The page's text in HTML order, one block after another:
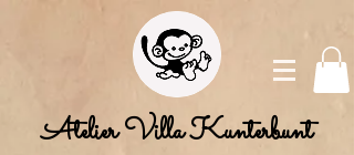
Atelier Villa Kunterbunt